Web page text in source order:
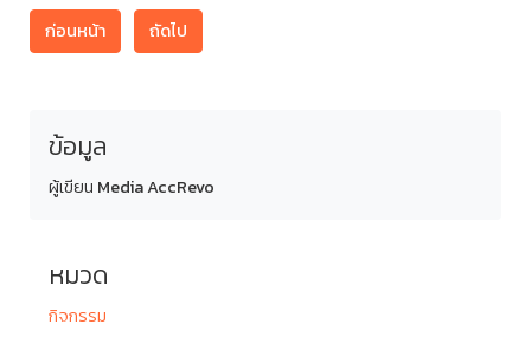
ก่อนหน้า ถัดไป
ข้อมูล
ผู้เขียน Media AccRevo
หมวด
กิจกรรม